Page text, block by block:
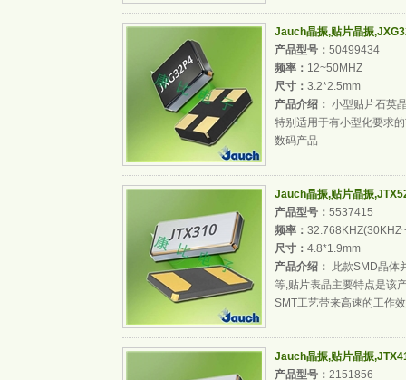
Jauch晶振,贴片晶振
产品型号： 50499434
频率： 12~50MHZ
尺寸： 3.2*2.5mm
产品介绍： 小型贴片石英
特别适用于有小型化要求
数码产品
Jauch晶振,贴片晶振
产品型号： 5537415
频率：
尺寸： 4.8*1.9mm
产品介绍： 此款SMD晶体
等,贴片表晶主要特点是该
SMT工艺带来高速的工作
Jauch晶振,贴片晶振
产品型号： 2151856